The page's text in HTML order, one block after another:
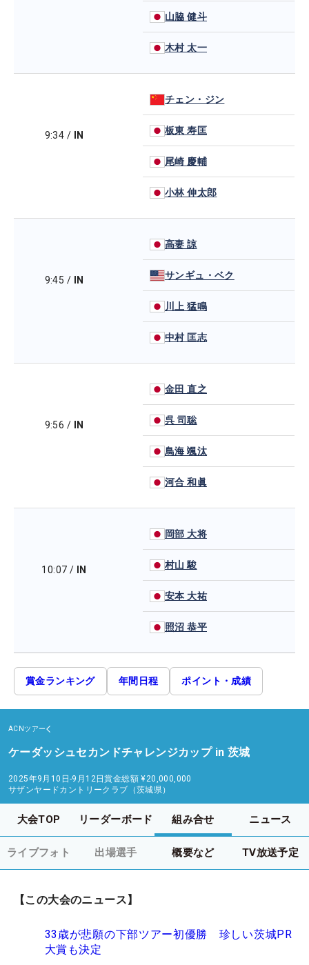
山脇 健斗
木村 太一
9:34 / IN
チェン・ジン
板東 寿匡
尾崎 慶輔
小林 伸太郎
9:45 / IN
高妻 諒
サンギュ・ベク
川上 猛鳴
中村 匡志
9:56 / IN
金田 直之
呉 司聡
鳥海 颯汰
河合 和眞
10:07 / IN
岡部 大将
村山 駿
安本 大祐
照沼 恭平
賞金ランキング 年間日程 ポイント・成績
ACNツアー
ケーダッシュセカンドチャレンジカップ in 茨城
2025年9月10日-9月12日賞金総額 ¥20,000,000
サザンヤードカントリークラブ（茨城県）
大会TOP リーダーボード 組み合せ ニュース
ライブフォト 出場選手 概要など TV放送予定
【この大会のニュース】
33歳が悲願の下部ツアー初優勝 珍しい茨城PR
大賞も決定